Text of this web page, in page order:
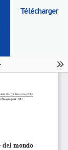
Télécharger